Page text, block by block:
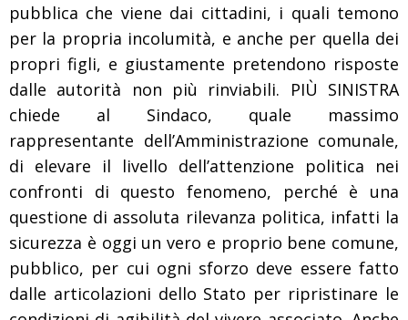
pubblica che viene dai cittadini, i quali temono
per la propria incolumità, e anche per quella dei
propri figli, e giustamente pretendono risposte
dalle autorità non più rinviabili. PIÙ SINISTRA
chiede al Sindaco, quale massimo
rappresentante dell’Amministrazione comunale,
di elevare il livello dell’attenzione politica nei
confronti di questo fenomeno, perché è una
questione di assoluta rilevanza politica, infatti la
sicurezza è oggi un vero e proprio bene comune,
pubblico, per cui ogni sforzo deve essere fatto
dalle articolazioni dello Stato per ripristinare le